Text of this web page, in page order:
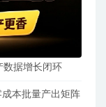
数据增长闭环
本批量产出矩阵